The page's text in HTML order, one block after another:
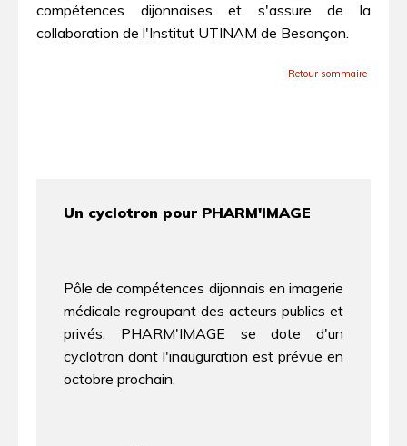
compétences dijonnaises et s'assure de la
collaboration de l'Institut UTINAM de Besançon.
Retour sommaire
Un cyclotron pour PHARM'IMAGE
Pôle de compétences dijonnais en imagerie
médicale regroupant des acteurs publics et
privés, PHARM'IMAGE se dote d'un
cyclotron dont l'inauguration est prévue en
octobre prochain.